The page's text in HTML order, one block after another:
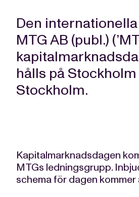
Den
MTG AB (publ.)
hålls på
Stockholm.
Kapitalmarknadsdagen
MTGs ledningsgrupp.
schema för dagen